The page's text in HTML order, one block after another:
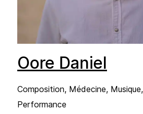
Oore Daniel
Composition, Médecine,
Performance